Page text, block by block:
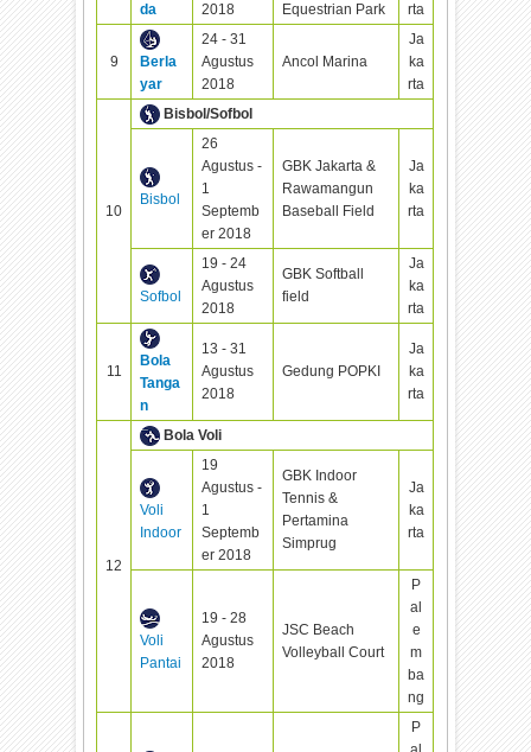
da
2018
Equestrian Park
rta
9
Berla
yar
24 - 31
Agustus
2018
Ancol Marina
Ja
ka
rta
10
Bisbol/Sofbol
Bisbol
26
Agustus -
1
Septemb
er 2018
GBK Jakarta &
Rawamangun
Baseball Field
Ja
ka
rta
Sofbol
19 - 24
Agustus
2018
GBK Softball
field
Ja
ka
rta
11
Bola
Tanga
n
13 - 31
Agustus
2018
Gedung POPKI
Ja
ka
rta
12
Bola Voli
Voli
Indoor
19
Agustus -
1
Septemb
er 2018
GBK Indoor
Tennis &
Pertamina
Simprug
Ja
ka
rta
Voli
Pantai
19 - 28
Agustus
2018
JSC Beach
Volleyball Court
P
al
e
m
ba
ng
P